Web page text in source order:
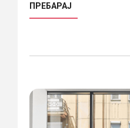
ПРЕБАРАЈ